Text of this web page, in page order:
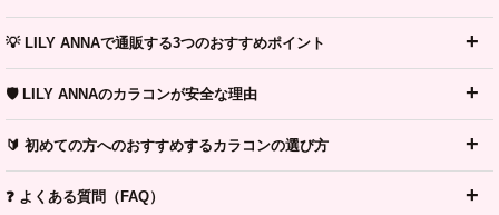
💡 LILY ANNAで通販する3つのおすすめポイント
🛡️ LILY ANNAのカラコンが安全な理由
🔰 初めての方へのおすすめするカラコンの選び方
❓ よくある質問（FAQ）